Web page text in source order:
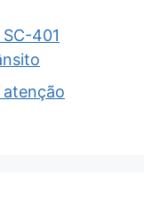
401
atenção